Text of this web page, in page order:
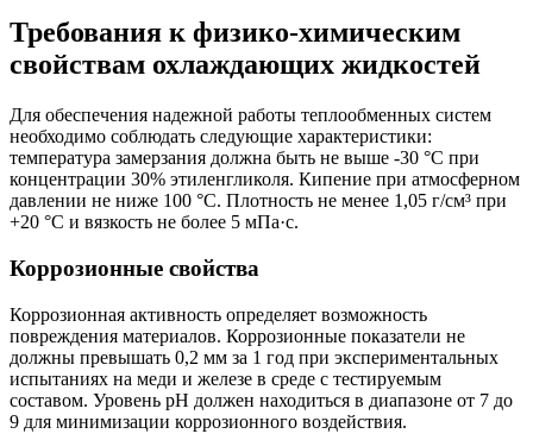
Требования к физико-химическим
свойствам охлаждающих жидкостей
Для обеспечения надежной работы теплообменных систем
необходимо соблюдать следующие характеристики:
температура замерзания должна быть не выше -30 °C при
концентрации 30% этиленгликоля. Кипение при атмосферном
давлении не ниже 100 °C. Плотность не менее 1,05 г/см³ при
+20 °C и вязкость не более 5 мПа·с.
Коррозионные свойства
Коррозионная активность определяет возможность
повреждения материалов. Коррозионные показатели не
должны превышать 0,2 мм за 1 год при экспериментальных
испытаниях на меди и железе в среде с тестируемым
составом. Уровень pH должен находиться в диапазоне от 7 до
9 для минимизации коррозионного воздействия.